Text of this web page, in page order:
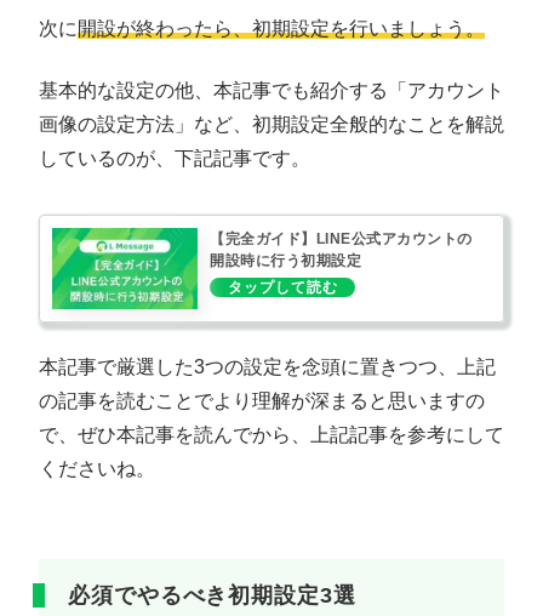
次に開設が終わったら、初期設定を行いましょう。
基本的な設定の他、本記事でも紹介する「アカウント
画像の設定方法」など、初期設定全般的なことを解説
しているのが、下記記事です。
【完全ガイド】LINE公式アカウントの
開設時に行う初期設定
本記事で厳選した3つの設定を念頭に置きつつ、上記
の記事を読むことでより理解が深まると思いますの
で、ぜひ本記事を読んでから、上記記事を参考にして
くださいね。
必須でやるべき初期設定3選